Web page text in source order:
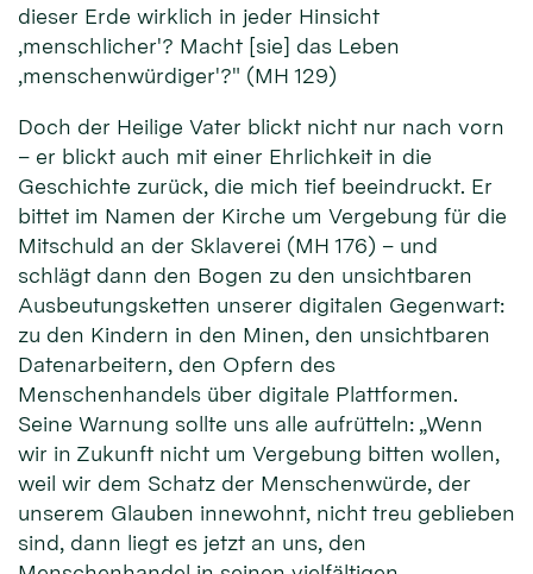
dieser Erde wirklich in jeder Hinsicht
‚menschlicher'? Macht [sie] das Leben
‚menschenwürdiger'?" (MH 129)
Doch der Heilige Vater blickt nicht nur nach vorn
– er blickt auch mit einer Ehrlichkeit in die
Geschichte zurück, die mich tief beeindruckt. Er
bittet im Namen der Kirche um Vergebung für die
Mitschuld an der Sklaverei (MH 176) – und
schlägt dann den Bogen zu den unsichtbaren
Ausbeutungsketten unserer digitalen Gegenwart:
zu den Kindern in den Minen, den unsichtbaren
Datenarbeitern, den Opfern des
Menschenhandels über digitale Plattformen.
Seine Warnung sollte uns alle aufrütteln: „Wenn
wir in Zukunft nicht um Vergebung bitten wollen,
weil wir dem Schatz der Menschenwürde, der
unserem Glauben innewohnt, nicht treu geblieben
sind, dann liegt es jetzt an uns, den